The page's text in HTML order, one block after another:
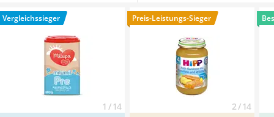
Kinder-Mikroskop
Ferngesteuerter Hubschrauber
Überzeugt hat uns hier im August 2026 besonders das
ModellMilupa Milumil Pre Anfangsmilch* mit seinen
Eigenschaften.
Vergleichssieger
1 / 14
Preis-Leistungs-Sieger
2 / 14